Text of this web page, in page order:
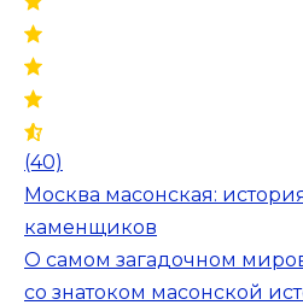
(40)
Москва масонская:
каменщиков
О самом загадочном
со знатоком масонской